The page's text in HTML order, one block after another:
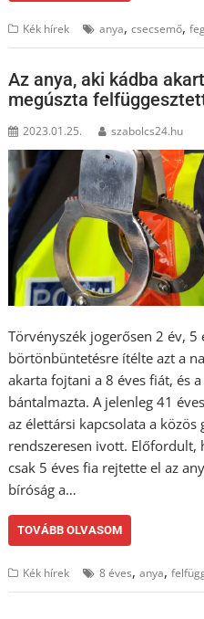
Kék hírek anya,csecsemő,
Az anya, aki kádba
megúszta
2023.01.25. szabolcs24.hu
Törvényszék jogerősen 2 év, 5
börtönbüntetésre ítélte azt a
akarta fojtani a 8 éves fiát, és
bántalmazta. A jelenleg 41
az élettársi kapcsolata a
rendszeresen ivott. Előfordult,
csak 5 éves fia rejtette el az
bíróság a…
TOVÁBB OLVASOM
Kék hírek 8 éves,anya,